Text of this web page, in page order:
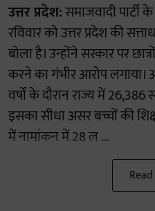
उत्तर प्रदेश:समाजवादी पार्टी
रविवार को उत्तर प्रदेश की
बोला है। उन्होंने सरकार पर
करने का गंभीर आरोप
वर्षों के दौरान राज्य में
इसका सीधा असर बच्चों की
में नामांकन में 28 ल ...